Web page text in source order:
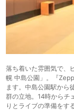
落ち着いた雰囲気で、
幌 中島公園」。『
ます。中島公園駅から
群の立地。14時からチ
りとライブの準備をす